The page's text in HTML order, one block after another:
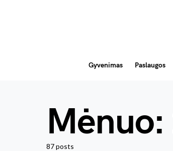
Gyvenimas Paslaugos
Mėnuo:
87 posts